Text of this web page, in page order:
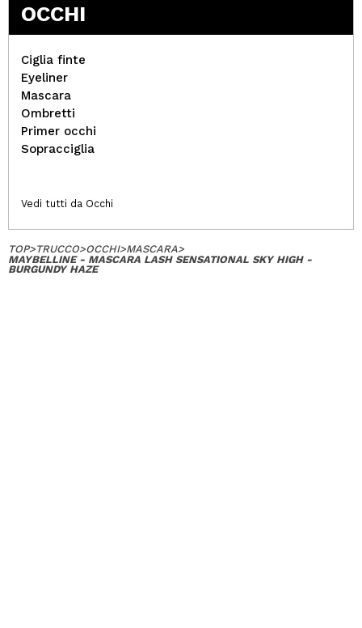
OCCHI
Ciglia finte
Eyeliner
Mascara
Ombretti
Primer occhi
Sopracciglia
Vedi tutti da Occhi
TOP>TRUCCO>OCCHI>MASCARA>
MAYBELLINE - MASCARA LASH SENSATIONAL SKY HIGH -
BURGUNDY HAZE